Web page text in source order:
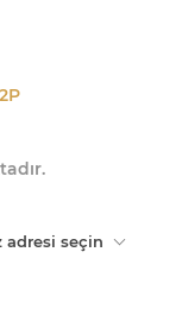
seçin